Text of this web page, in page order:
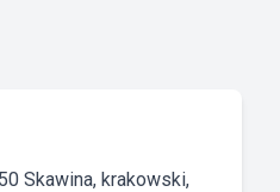
Skawina, krakowski,